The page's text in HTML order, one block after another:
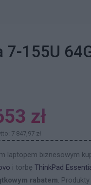
7-155U
zł
7 847,97 zł
laptopem biznesowym
i torbęThinkPad
rabatem.